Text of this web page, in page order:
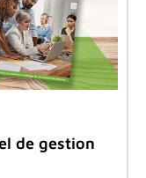
de gestion